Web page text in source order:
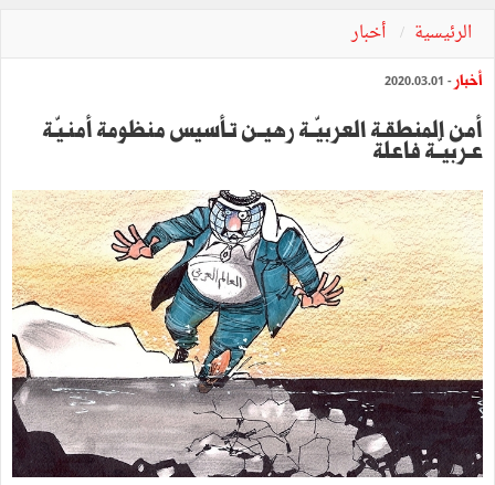
الرئيسية أخبار
أخبار - 2020.03.01
أمن المنطقـة العربيّــة رهيــن تـأسيس منظومة أمنـيّـة
عـربيـّـة فاعلة